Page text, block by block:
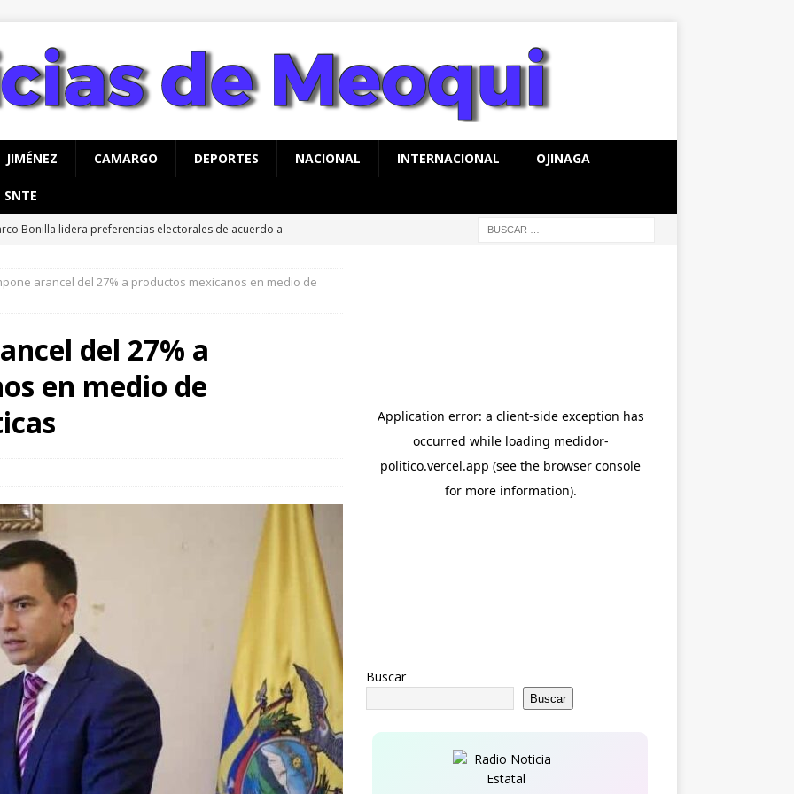
JIMÉNEZ CAMARGO DEPORTES NACIONAL INTERNACIONAL OJINAGA
SNTE
Bonilla lidera preferencias electorales de acuerdo a
Gobierno de Meoqui a taller gratuito de estimulación
Bonilla visita Rubio, Cuauhtémoc: liderazgos del sector
Chihuahua
CHIHUAHUA
al pasado *Se acabó la brigada *Del sueño al respaldo
alcalde Marco Bonilla la Veraneada DIFertida 2026 en el
arancel del 27% a productos mexicanos en medio de
del 27% a
en medio de
Buscar
Buscar